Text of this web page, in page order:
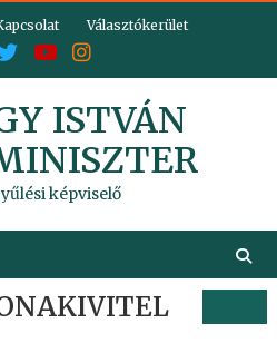
Választókerület
ISTVÁN
képviselő